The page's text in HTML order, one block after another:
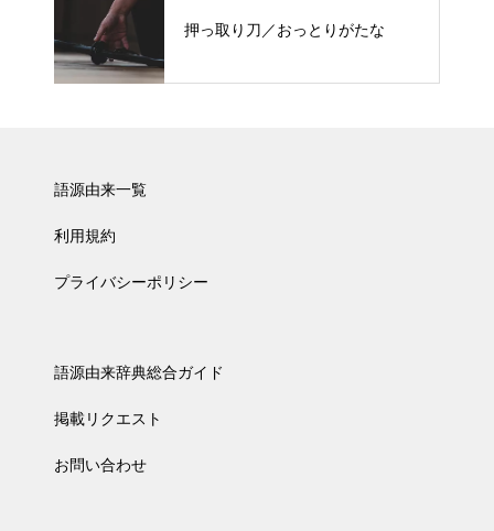
押っ取り刀／おっとりがたな
語源由来一覧
利用規約
プライバシーポリシー
語源由来辞典総合ガイド
掲載リクエスト
お問い合わせ